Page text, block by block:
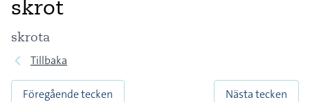
skrot
skrota
Tillbaka
Föregående tecken
Nästa tecken